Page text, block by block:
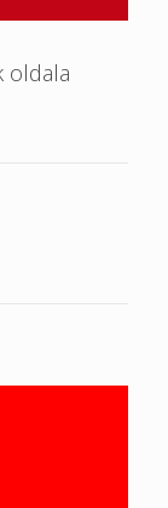
oldala